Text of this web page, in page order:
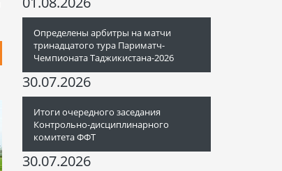
Определены арбитры на матчи
тринадцатого тура Париматч-
Чемпионата Таджикистана-2026
30.07.2026
Итоги очередного заседания
Контрольно-дисциплинарного
комитета ФФТ
30.07.2026